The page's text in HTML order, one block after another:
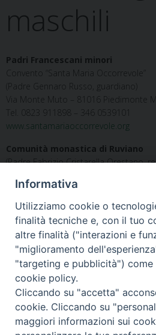
maschili
Padri Francescani minori
Convento “Santa Maria Occorrevole”
(Padre Gennaro Russo, guardiano)
Via Monte Muto – 81016 Piedimonte
Tel. 0823 911898 – 346 0539101
www.santamariaoccorrevole.org
Comunità monastica di Ruviano
(Padre Fabrizio Cristarella Orestano,
Tel. 0823 868383 – 338 1566203
monastero.ruviano@libero.it
Comunità Maria SS. Del Castello
(Don Raffaele Caso, responsabile)
Via del Santuario, 9 – 81040 Formicola
Tel. 0823 876722
Diocesi di Alife-Caiazzo
Informativa
Utilizziamo cookie o
finalità tecniche e, con il tuo
altre finalità ("interazioni e
"miglioramento
"targeting e pubblicità") come
cookie policy.
Cliccando su "accetta"
cookie. Cliccando su
maggiori informazioni sui